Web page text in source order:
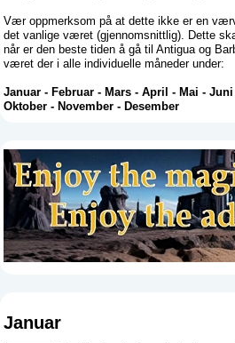
Vær oppmerksom på at dette ikke er en
det vanlige været (gjennomsnittlig). Dette
når er den beste tiden å gå til Antigua og
været der i alle individuelle måneder under:
Januar -Februar -Mars -April -Mai -Juni
Oktober -November -Desember
Januar